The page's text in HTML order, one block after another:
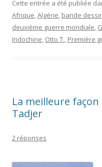
Cette entrée a été publiée
Afrique,Algérie, bande
deuxième guerre mondiale,
Indochine, Otto T., Première
La meilleure façon
Tadjer
2 réponses